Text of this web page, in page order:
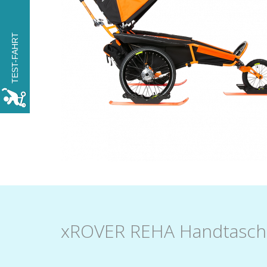
xROVER REHA
TEST-FAHRT
PROBIEREN SIE DEN
xROVER für einem Tag
KOSTENLOS
RESERVIEREN